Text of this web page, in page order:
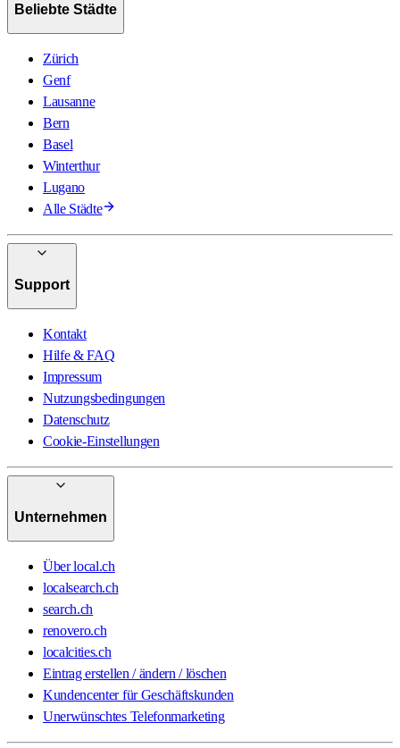
Beliebte Städte
Zürich
Genf
Lausanne
Bern
Basel
Winterthur
Lugano
Alle Städte
Support
Kontakt
Hilfe & FAQ
Impressum
Nutzungsbedingungen
Datenschutz
Cookie-Einstellungen
Unternehmen
Über local.ch
localsearch.ch
search.ch
renovero.ch
localcities.ch
Eintrag erstellen / ändern / löschen
Kundencenter für Geschäftskunden
Unerwünschtes Telefonmarketing